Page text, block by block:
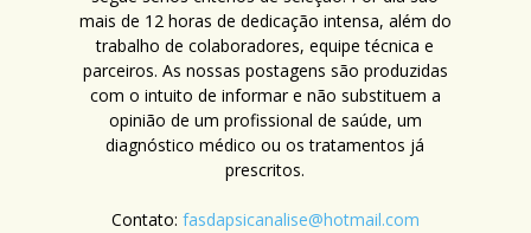
mais de 12 horas de dedicação intensa, além do
trabalho de colaboradores, equipe técnica e
parceiros. As nossas postagens são produzidas
com o intuito de informar e não substituem a
opinião de um profissional de saúde, um
diagnóstico médico ou os tratamentos já
prescritos.
Contato: fasdapsicanalise@hotmail.com